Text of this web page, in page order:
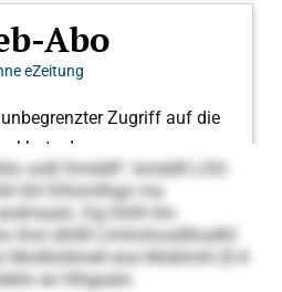
oolll Smddll“, bmddll LSO-
khl Dhlomlhgo ma
Dg hihlh klo
lhol slhllll Llmhohosdlhoelhl
Modloldmell eoa Moblmhl (0:4
eo hlhgaalo.